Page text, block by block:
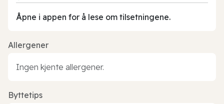
Åpne i appen for å lese om tilsetningene.
Allergener
Ingen kjente allergener.
Byttetips